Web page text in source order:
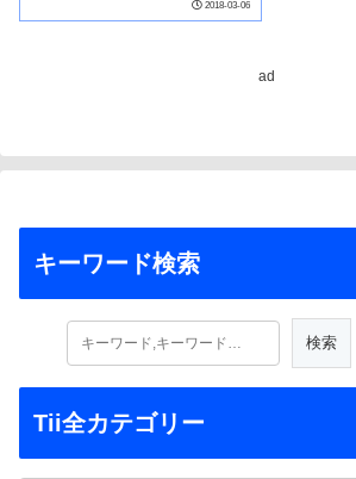
2018-03-06
ad
キーワード検索
Tii全カテゴリー